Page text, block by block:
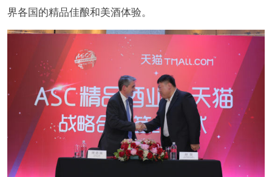
界各国的精品佳酿和美酒体验。